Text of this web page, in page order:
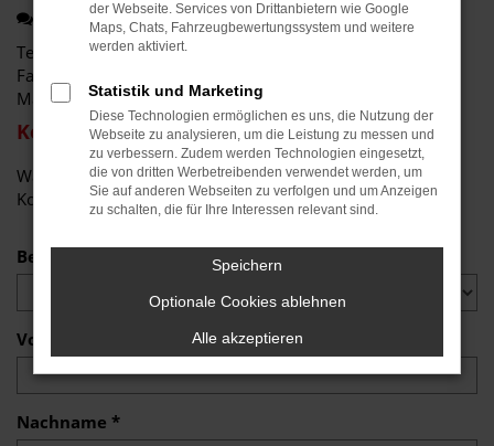
Kontakt:
Tel.: +49 7835 - 540394 0
Fax: +49 7835 - 540394 20
Mail:info@autohaus-deusch.de
Kontaktformular
Wählen Sie bitte den entsprechenden Betreff für die
Kontaktanfrage
Betreff
Vorname *
Nachname *
der Webseite. Services von Drittanbietern wie Google
Maps, Chats, Fahrzeugbewertungssystem und weitere
werden aktiviert.
Statistik und Marketing
Diese Technologien ermöglichen es uns, die Nutzung der
Webseite zu analysieren, um die Leistung zu messen und
zu verbessern. Zudem werden Technologien eingesetzt,
die von dritten Werbetreibenden verwendet werden, um
Sie auf anderen Webseiten zu verfolgen und um Anzeigen
zu schalten, die für Ihre Interessen relevant sind.
Speichern
Optionale Cookies ablehnen
Alle akzeptieren